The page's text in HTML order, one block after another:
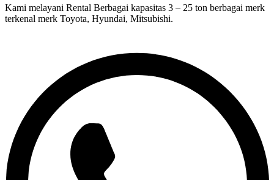
Kami melayani Rental Berbagai kapasitas 3 – 25 ton berbagai merk
terkenal merk Toyota, Hyundai, Mitsubishi.